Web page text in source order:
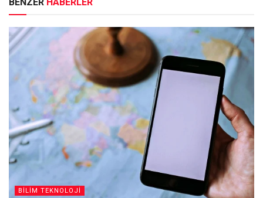
BİLİM TEKNOLOJİ